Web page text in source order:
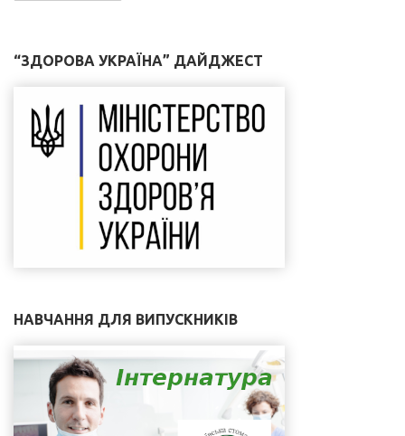
“ЗДОРОВА УКРАЇНА” ДАЙДЖЕСТ
НАВЧАННЯ ДЛЯ ВИПУСКНИКІВ